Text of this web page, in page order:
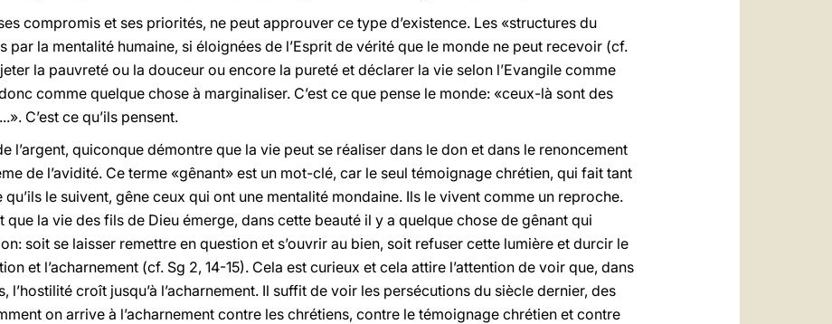
compromis et ses priorités, ne peut approuver ce type d’existence. Les «structures du
par la mentalité humaine, si éloignées de l’Esprit de vérité que le monde ne peut recevoir (cf.
la pauvreté ou la douceur ou encore la pureté et déclarer la vie selon l’Evangile comme
comme quelque chose à marginaliser. C’est ce que pense le monde: «ceux-là sont des
C’est ce qu’ils pensent.
l’argent, quiconque démontre que la vie peut se réaliser dans le don et dans le renoncement
de l’avidité. Ce terme «gênant» est un mot-clé, car le seul témoignage chrétien, qui fait tant
le suivent, gêne ceux qui ont une mentalité mondaine. Ils le vivent comme un reproche.
que la vie des fils de Dieu émerge, dans cette beauté il y a quelque chose de gênant qui
soit se laisser remettre en question et s’ouvrir au bien, soit refuser cette lumière et durcir le
et l’acharnement (cf. Sg 2, 14-15). Cela est curieux et cela attire l’attention de voir que, dans
l’hostilité croît jusqu’à l’acharnement. Il suffit de voir les persécutions du siècle dernier, des
on arrive à l’acharnement contre les chrétiens, contre le témoignage chrétien et contre